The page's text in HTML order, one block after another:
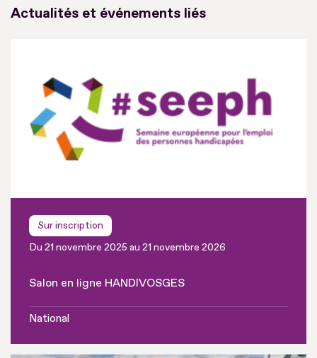
Actualités et événements liés
Sur inscription
Du 21 novembre 2025 au 21 novembre 2026
Salon en ligne HANDIVOSGES
National